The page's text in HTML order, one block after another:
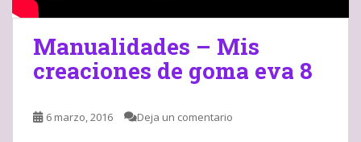
Manualidades – Mis
creaciones de goma eva 8
6 marzo, 2016 Deja un comentario